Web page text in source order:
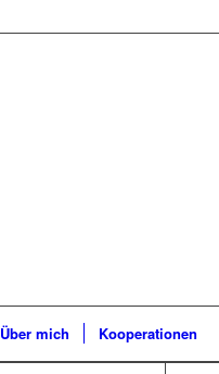
Über mich Kooperationen